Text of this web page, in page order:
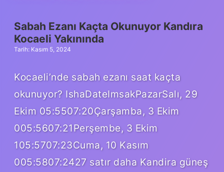
Sabah Ezanı Kaçta Okunuyor Kandıra
Kocaeli Yakınında
Tarih: Kasım 5, 2024
Kocaeli’nde sabah ezanı saat kaçta
okunuyor? IshaDateImsakPazarSalı, 29
Ekim 05:5507:20Çarşamba, 3 Ekim
005:5607:21Perşembe, 3 Ekim
105:5707:23Cuma, 10 Kasım
005:5807:2427 satır daha Kandira güneş